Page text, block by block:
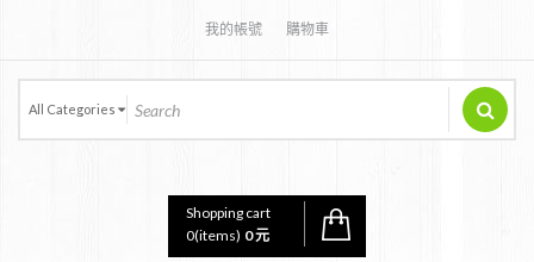
我的帳號 購物車
All Categories
Shopping cart
0(items) 0 元